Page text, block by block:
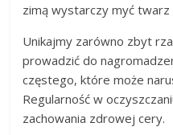
zimą wystarczy myć
Unikajmy zarówno zbyt
prowadzić do
częstego, które może
Regularność w
zachowania zdrowej cery.